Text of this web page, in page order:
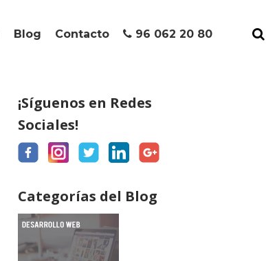
Blog Contacto 96 062 20 80
¡Síguenos en Redes
Sociales!
Categorías del Blog